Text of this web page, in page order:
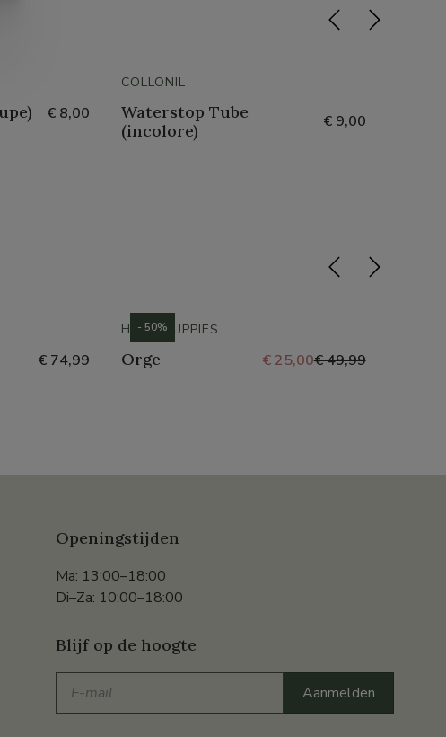
€ 8,00
COLLONIL
Waterstop Tube
(incolore)
€ 9,00
€ 74,99
HUSH PUPPIES
Orge € 25,00€ 49,99
- 50%
Openingstijden
Ma: 13:00–18:00
Di–Za: 10:00–18:00
Blijf op de hoogte
mail
Aanmelden